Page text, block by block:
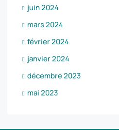
juin 2024
mars 2024
février 2024
janvier 2024
décembre 2023
mai 2023